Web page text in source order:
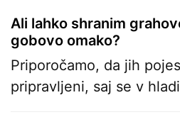
Ali lahko shranim
gobovo omako?
Priporočamo, da jih
pripravljeni, saj se v